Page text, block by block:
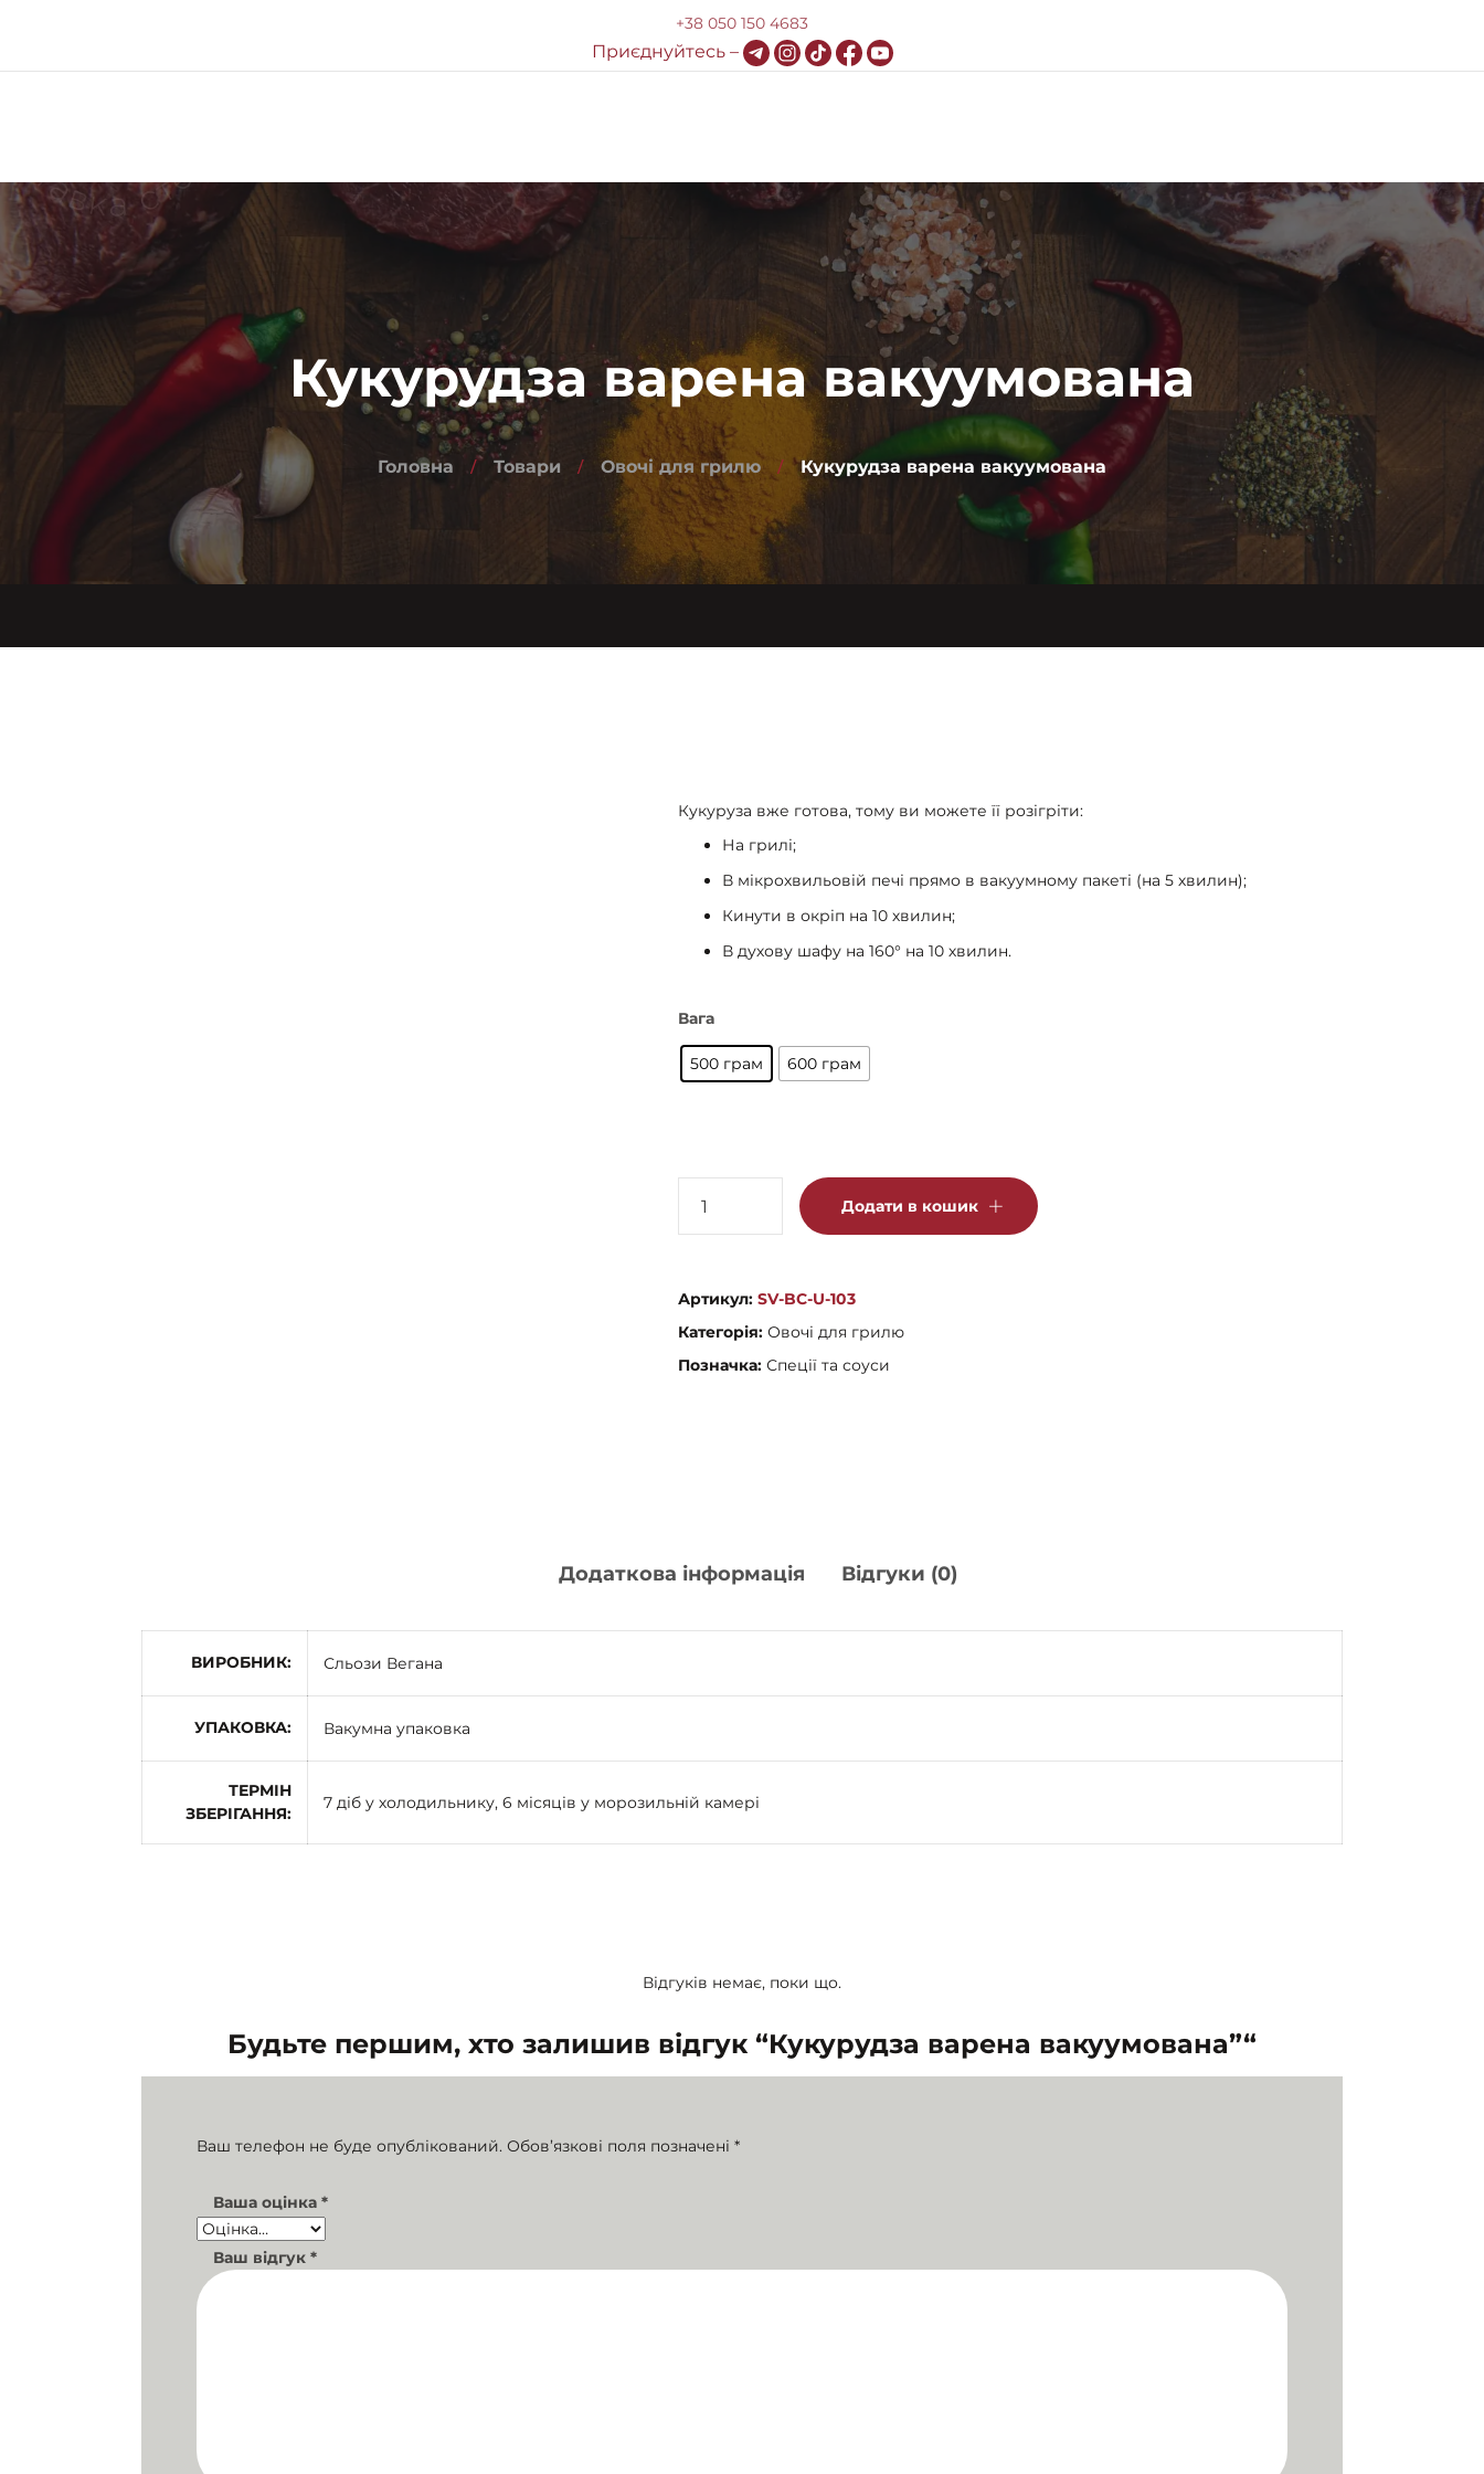
+38 050 150 4683
Приєднуйтесь –
Меню Про компанію Доставка та оплата HoReCa Блог Контакти
Кукурудза варена вакуумована
Головна Товари Овочі для грилю Кукурудза варена вакуумована
Кукуруза вже готова, тому ви можете її розігріти:
На грилі;
В мікрохвильовій печі прямо в вакуумному пакеті (на 5 хвилин);
Кинути в окріп на 10 хвилин;
В духову шафу на 160° на 10 хвилин.
Вага
500 грам 600 грам
Додати в кошик
Артикул: SV-BC-U-103
Категорія: Овочі для грилю
Позначка: Спеції та соуси
Додаткова інформація Відгуки (0)
ВИРОБНИК Сльози Вегана
УПАКОВКА Вакумна упаковка
ТЕРМІН
ЗБЕРІГАННЯ
7 діб у холодильнику, 6 місяців у морозильній камері
Відгуків немає, поки що.
Будьте першим, хто залишив відгук “Кукурудза варена вакуумована”“
Ваш телефон не буде опублікований. Обов’язкові поля позначені *
Ваша оцінка *
Ваш відгук *